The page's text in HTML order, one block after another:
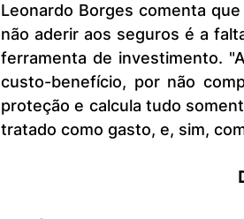
Leonardo Borges comenta
não aderir aos seguros é a
ferramenta de investimento.
custo-benefício, por não
proteção e calcula tudo
tratado como gasto, e, sim,